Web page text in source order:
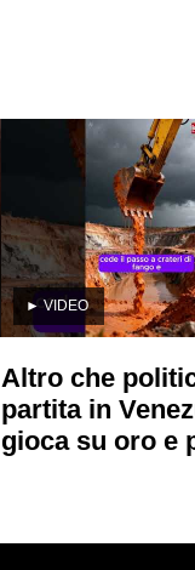
► VIDEO
Altro che
partita in
gioca su oro e